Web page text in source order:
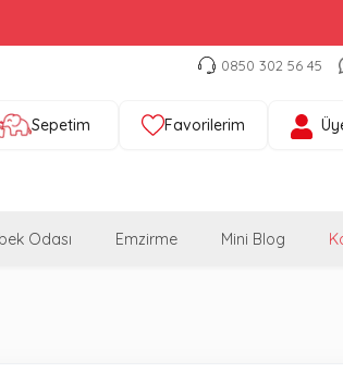
0850 302 56 45
Sepetim Favorilerim
Odası Emzirme Mini Blog